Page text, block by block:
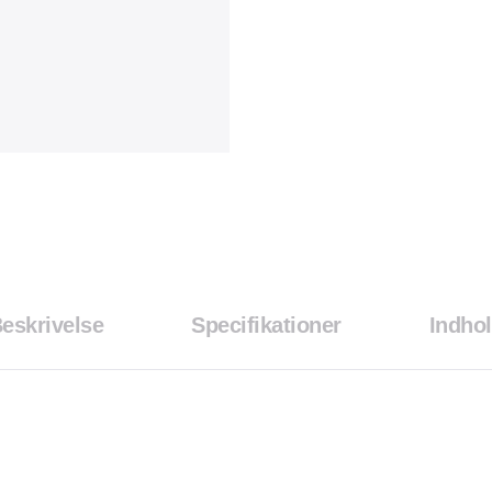
Specifikationer